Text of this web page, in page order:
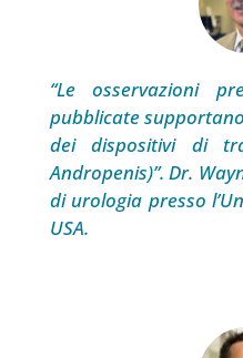
“Le osservazioni
pubblicate
dei dispositivi di
Andropenis)”. Dr.
di urologia presso
USA.